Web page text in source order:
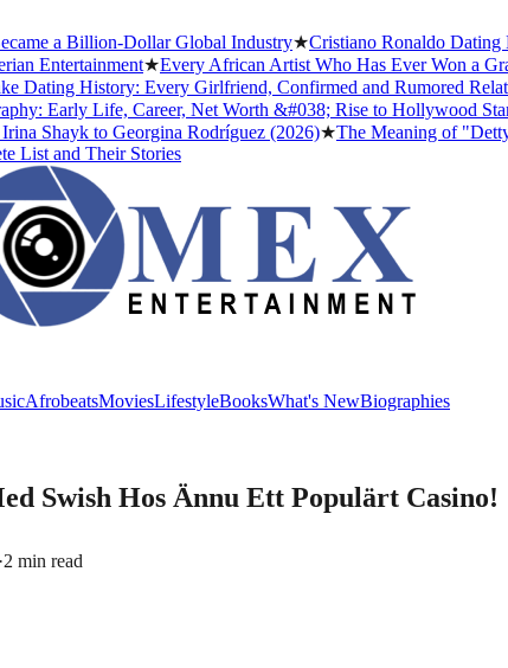
a Billion-Dollar Global Industry★Cristiano Ronaldo Dating
Entertainment★Every African Artist Who Has Ever Won a
History: Every Girlfriend, Confirmed and Rumored
Early Life, Career, Net Worth &#038; Rise to Hollywood
Shayk to Georgina Rodríguez (2026)★The Meaning of "Detty
and Their Stories
AfrobeatsMoviesLifestyleBooksWhat's NewBiographies
Swish Hos Ännu Ett Populärt Casino!
·2 min read